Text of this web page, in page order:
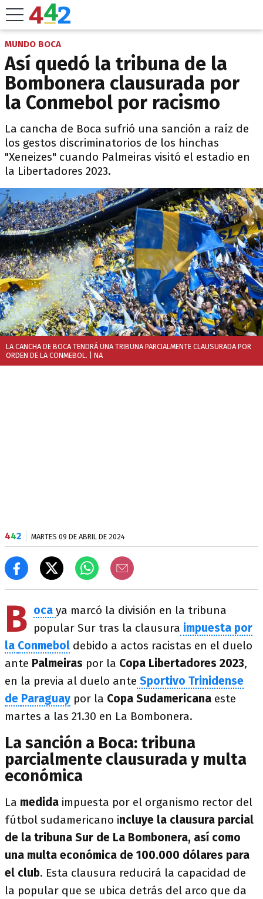
MUNDO BOCA
Así quedó la tribuna de la
Bombonera clausurada por
la Conmebol por racismo
La cancha de Boca sufrió una sanción a raíz de
los gestos discriminatorios de los hinchas
"Xeneizes" cuando Palmeiras visitó el estadio en
la Libertadores 2023.
LA CANCHA DE BOCA TENDRÁ UNA TRIBUNA PARCIALMENTE CLAUSURADA POR
ORDEN DE LA CONMEBOL. | NA
442 MARTES 09 DE ABRIL DE 2024
B oca ya marcó la división en la tribuna
popular Sur tras la clausura impuesta por
la Conmebol debido a actos racistas en el duelo
ante Palmeiras por la Copa Libertadores 2023,
en la previa al duelo ante Sportivo Trinidense
de Paraguay por la Copa Sudamericana este
martes a las 21.30 en La Bombonera.
La sanción a Boca: tribuna
parcialmente clausurada y multa
económica
La medida impuesta por el organismo rector del
fútbol sudamericano incluye la clausura parcial
de la tribuna Sur de La Bombonera, así como
una multa económica de 100.000 dólares para
el club. Esta clausura reducirá la capacidad de
la popular que se ubica detrás del arco que da